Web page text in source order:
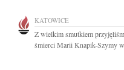
KATOWICE
Z wielkim smutkiem
śmierci Marii Knapik-Szymy